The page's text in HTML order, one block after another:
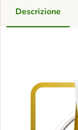
Descrizione